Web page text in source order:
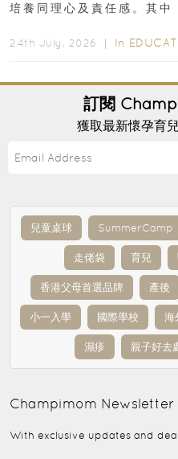
培養同理心及責任感。其中
24th July, 2026 ｜ In
訂閱
獲取最新懷孕育
兒童桌球 SummerCamp
走佬袋 育兒
香港父母首選品牌 產後
小一入學 國際學校 海
濕疹 親子好去
Champimom Newsletter
With exclusive updates and